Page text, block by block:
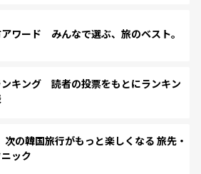
ワード みんなで選ぶ、旅のベスト。
キング 読者の投票をもとにランキン
の韓国旅行がもっと楽しくなる 旅先・
ック